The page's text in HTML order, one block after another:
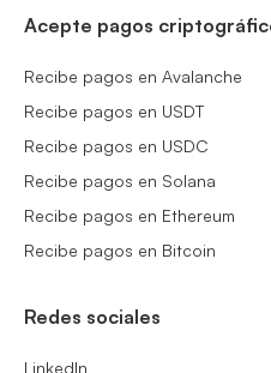
Acepte pagos
Recibe pagos en Avalanche
Recibe pagos en USDT
Recibe pagos en USDC
Recibe pagos en Solana
Recibe pagos en Ethereum
Recibe pagos en Bitcoin
Redes sociales
LinkedIn